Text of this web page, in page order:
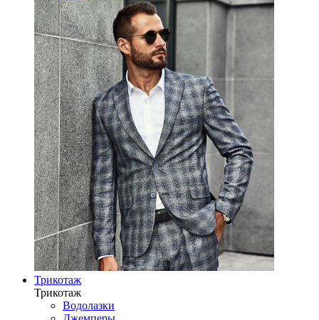
Трикотаж
Трикотаж
Водолазки